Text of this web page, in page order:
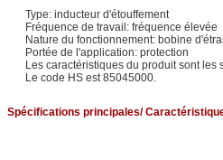
Type: inducteur d'étouffement
Fréquence de travail: fréquence élevée
Nature du fonctionnement: bobine
Portée de l'application: protection
Les caractéristiques du produit sont les
Le code HS est 85045000.
Spécifications principales/